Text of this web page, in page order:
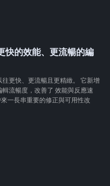
快的效能、更流暢的編
更快、更流暢且更精緻。 它新增
流暢度，改善了 效能與反應速
一長串重要的修正與可用性改